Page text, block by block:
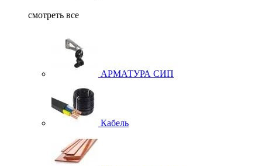
смотреть все
АРМАТУРА СИП
Кабель